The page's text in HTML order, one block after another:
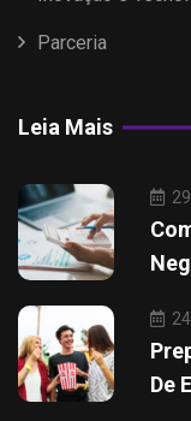
Parceria
Leia Mais
De